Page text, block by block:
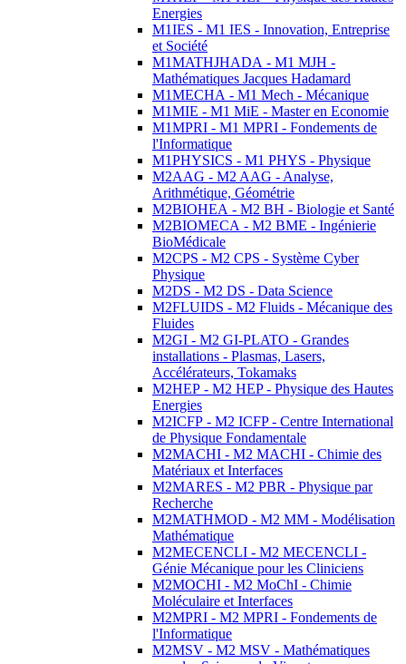
Energies
M1IES - M1 IES - Innovation, Entreprise
et Société
M1MATHJHADA - M1 MJH -
Mathématiques Jacques Hadamard
M1MECHA - M1 Mech - Mécanique
M1MIE - M1 MiE - Master en Economie
M1MPRI - M1 MPRI - Fondements de
l'Informatique
M1PHYSICS - M1 PHYS - Physique
M2AAG - M2 AAG - Analyse,
Arithmétique, Géométrie
M2BIOHEA - M2 BH - Biologie et Santé
M2BIOMECA - M2 BME - Ingénierie
BioMédicale
M2CPS - M2 CPS - Système Cyber
Physique
M2DS - M2 DS - Data Science
M2FLUIDS - M2 Fluids - Mécanique des
Fluides
M2GI - M2 GI-PLATO - Grandes
installations - Plasmas, Lasers,
Accélérateurs, Tokamaks
M2HEP - M2 HEP - Physique des Hautes
Energies
M2ICFP - M2 ICFP - Centre International
de Physique Fondamentale
M2MACHI - M2 MACHI - Chimie des
Matériaux et Interfaces
M2MARES - M2 PBR - Physique par
Recherche
M2MATHMOD - M2 MM - Modélisation
Mathématique
M2MECENCLI - M2 MECENCLI -
Génie Mécanique pour les Cliniciens
M2MOCHI - M2 MoChI - Chimie
Moléculaire et Interfaces
M2MPRI - M2 MPRI - Fondements de
l'Informatique
M2MSV - M2 MSV - Mathématiques